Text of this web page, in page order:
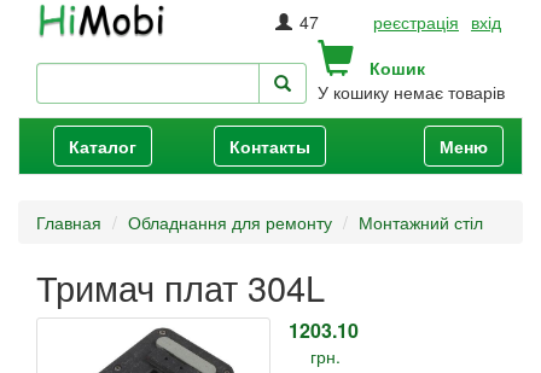
Кошик
У кошику немає товарів
47 реєстрація вхід
Каталог Контакты Меню
Главная Обладнання для ремонту Монтажний стіл
Тримач плат 304L
1203.10
грн.